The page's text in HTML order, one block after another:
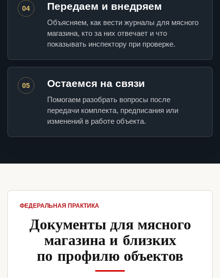
04 Передаем и внедряем
Объясняем, как вести журналы для мясного
магазина, кто за них отвечает и что
показывать инспектору при проверке.
05 Остаемся на связи
Помогаем разобрать вопросы после
передачи комплекта, предписания или
изменений в работе объекта.
ФЕДЕРАЛЬНАЯ ПРАКТИКА
Документы для мясного
магазина и близких
по профилю объектов